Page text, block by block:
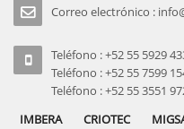
Correo electrónico :
Teléfono : +52 55 5929
Teléfono : +52 55 7599
Teléfono : +52 55 3551
IMBERA
CRIOTEC